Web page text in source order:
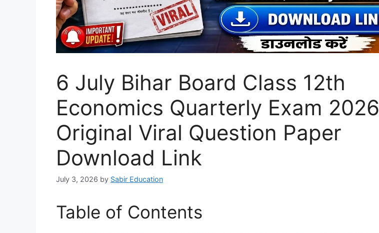
6 July Bihar Board Class 12th
Economics Quarterly Exam 2026
Original Viral Question Paper
Download Link
July 3, 2026 by Sabir Education
Table of Contents